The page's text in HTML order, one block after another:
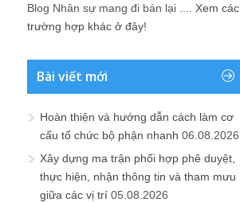
Blog Nhân sự mang đi bán lại .... Xem các
trường hợp khác ở đây!
Bài viết mới
Hoàn thiện và hướng dẫn cách làm cơ
cấu tổ chức bộ phận nhanh 06.08.2026
Xây dựng ma trận phối hợp phê duyệt,
thực hiện, nhận thông tin và tham mưu
giữa các vị trí 05.08.2026